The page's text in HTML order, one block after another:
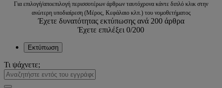
Για επιλογή/αποεπιλογή περισσοτέρων άρθρων ταυτόχρονα κάντε διπλό κλικ στην
ανώτερη υποδιαίρεση (Μέρος, Κεφάλαιο κλπ.) του νομοθετήματος
Έχετε δυνατότητας εκτύπωσης ανά 200 άρθρα
Έχετε επιλέξει 0/200
Εκτύπωση
Τι ψάχνετε;